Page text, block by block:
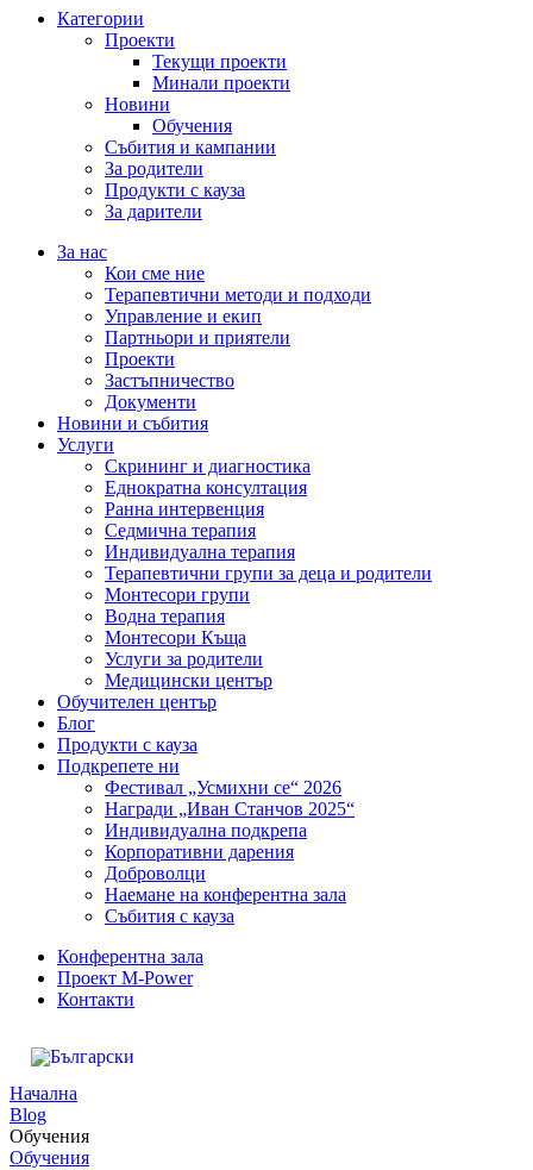
Категории
Проекти
Текущи проекти
Минали проекти
Новини
Обучения
Събития и кампании
За родители
Продукти с кауза
За дарители
За нас
Кои сме ние
Терапевтични методи и подходи
Управление и екип
Партньори и приятели
Проекти
Застъпничество
Документи
Новини и събития
Услуги
Скрининг и диагностика
Еднократна консултация
Ранна интервенция
Седмична терапия
Индивидуална терапия
Терапевтични групи за деца и родители
Монтесори групи
Водна терапия
Монтесори Къща
Услуги за родители
Медицински център
Обучителен център
Блог
Продукти с кауза
Подкрепете ни
Фестивал „Усмихни се“ 2026
Награди „Иван Станчов 2025“
Индивидуална подкрепа
Корпоративни дарения
Доброволци
Наемане на конферентна зала
Събития с кауза
Конферентна зала
Проект M-Power
Контакти
Начална
Blog
Обучения
Обучения